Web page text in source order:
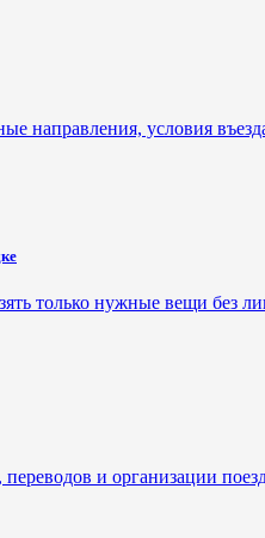
направления, условия
только нужные вещи без
и организации